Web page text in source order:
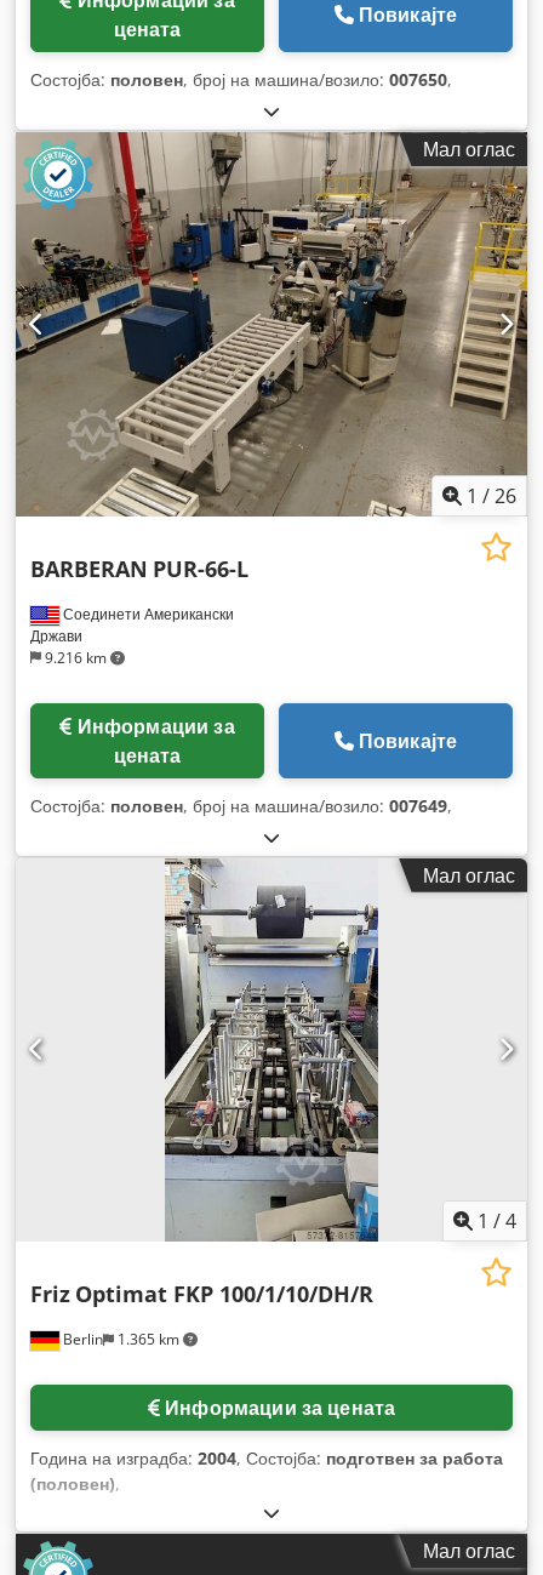
цената
Повикајте
Состојба: половен, број на машина/возило: 007650,
Мал оглас
1 /26
Соединети Американски
Држави
9.216 km
BARBERAN PUR-66-L
цената
Повикајте
Состојба: половен, број на машина/возило: 007649,
Мал оглас
1 /4
Berlin 1.365 km
Friz Optimat FKP 100/1/10/DH/R
Информации за цената
Година на изградба: 2004, Состојба: подготвен за работа
(половен),
Мал оглас